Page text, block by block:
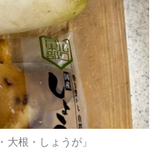
・大根・しょうが」